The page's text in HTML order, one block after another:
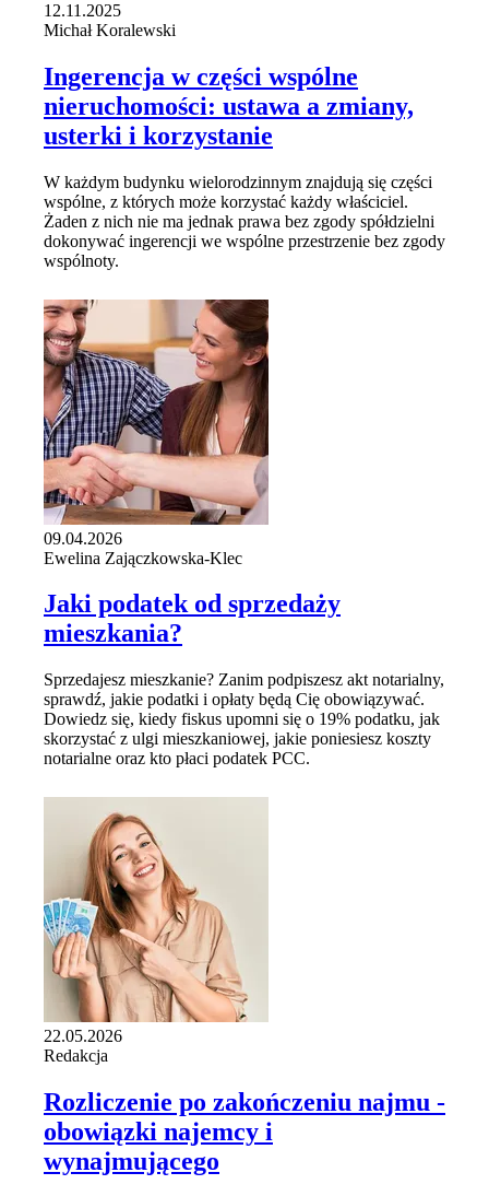
12.11.2025
Michał Koralewski
Ingerencja w części wspólne
nieruchomości: ustawa a zmiany,
usterki i korzystanie
W każdym budynku wielorodzinnym znajdują się części
wspólne, z których może korzystać każdy właściciel.
Żaden z nich nie ma jednak prawa bez zgody spółdzielni
dokonywać ingerencji we wspólne przestrzenie bez zgody
wspólnoty.
09.04.2026
Ewelina Zajączkowska-Klec
Jaki podatek od sprzedaży
mieszkania?
Sprzedajesz mieszkanie? Zanim podpiszesz akt notarialny,
sprawdź, jakie podatki i opłaty będą Cię obowiązywać.
Dowiedz się, kiedy fiskus upomni się o 19% podatku, jak
skorzystać z ulgi mieszkaniowej, jakie poniesiesz koszty
notarialne oraz kto płaci podatek PCC.
22.05.2026
Redakcja
Rozliczenie po zakończeniu najmu -
obowiązki najemcy i
wynajmującego